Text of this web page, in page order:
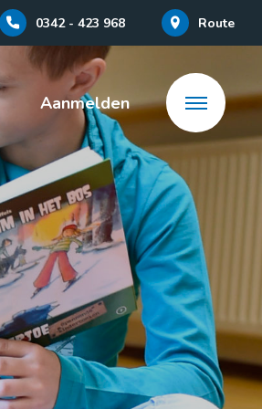
0342 - 423 968 Route
Aanmelden